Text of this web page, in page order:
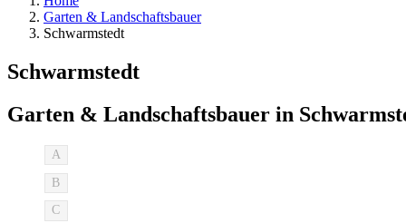
Garten & Landschaftsbauer
Schwarmstedt
Schwarmstedt
Garten & Landschaftsbauer in
A
B
C